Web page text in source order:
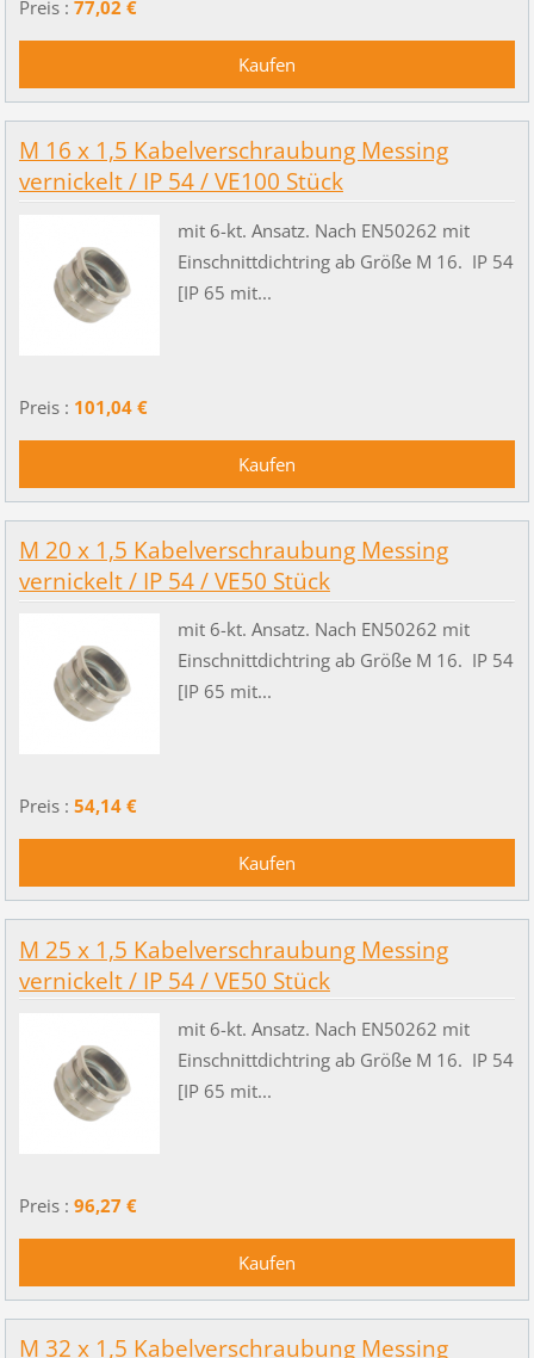
Preis : 77,02 €
M 16 x 1,5 Kabelverschraubung Messing
vernickelt / IP 54 / VE100 Stück
mit 6-kt. Ansatz. Nach EN50262 mit
Einschnittdichtring ab Größe M 16. IP 54
[IP 65 mit...
Preis : 101,04 €
M 20 x 1,5 Kabelverschraubung Messing
vernickelt / IP 54 / VE50 Stück
mit 6-kt. Ansatz. Nach EN50262 mit
Einschnittdichtring ab Größe M 16. IP 54
[IP 65 mit...
Preis : 54,14 €
M 25 x 1,5 Kabelverschraubung Messing
vernickelt / IP 54 / VE50 Stück
mit 6-kt. Ansatz. Nach EN50262 mit
Einschnittdichtring ab Größe M 16. IP 54
[IP 65 mit...
Preis : 96,27 €
M 32 x 1,5 Kabelverschraubung Messing